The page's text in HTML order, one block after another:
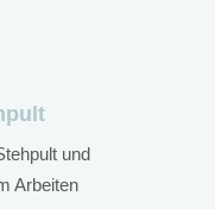
und
Arbeiten